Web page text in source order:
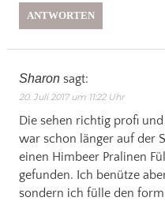
ANTWORTEN
Sharon sagt:
20. Juli 2017 um 11:22 Uhr
Die sehen richtig profi
war schon länger auf der
einen Himbeer Pralinen
gefunden. Ich benütze
sondern ich fülle den